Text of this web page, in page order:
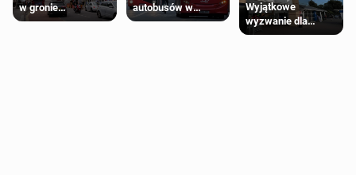
w gronie
najlepszych
autobusów w
Londynie
Wyjątkowe
wyzwanie dla
posiadaczy kart